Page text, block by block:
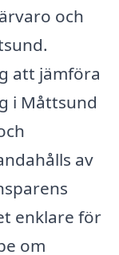
och
att jämföra
i Måttsund
av
enklare för
om